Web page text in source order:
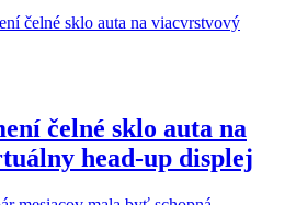
čelné sklo auta na
head-up displej